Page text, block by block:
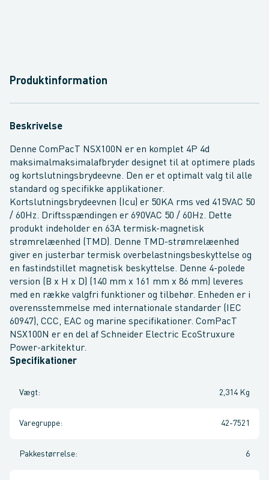
Produktinformation
Beskrivelse
Denne ComPacT NSX100N er en komplet 4P 4d
maksimalmaksimalafbryder designet til at optimere plads
og kortslutningsbrydeevne. Den er et optimalt valg til alle
standard og specifikke applikationer.
Kortslutningsbrydeevnen (Icu) er 50KA rms ved 415VAC 50
/ 60Hz. Driftsspændingen er 690VAC 50 / 60Hz. Dette
produkt indeholder en 63A termisk-magnetisk
strømrelæenhed (TMD). Denne TMD-strømrelæenhed
giver en justerbar termisk overbelastningsbeskyttelse og
en fastindstillet magnetisk beskyttelse. Denne 4-polede
version (B x H x D) (140 mm x 161 mm x 86 mm) leveres
med en række valgfri funktioner og tilbehør. Enheden er i
overensstemmelse med internationale standarder (IEC
60947), CCC, EAC og marine specifikationer. ComPacT
NSX100N er en del af Schneider Electric EcoStruxure
Power-arkitektur.
Specifikationer
Vægt: 2,314 Kg
Varegruppe: 42-7521
Pakkestørrelse: 6